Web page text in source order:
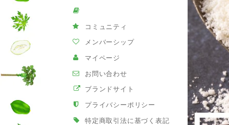
コミュニティ
メンバーシップ
マイページ
お問い合わせ
ブランドサイト
プライバシーポリシー
特定商取引法に基づく表記